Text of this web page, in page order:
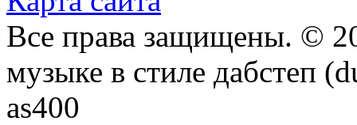
Все права защищены. ©
музыке в стиле дабстеп
as400